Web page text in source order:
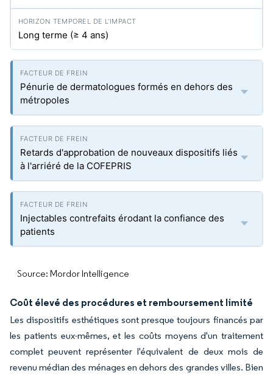
Long terme (≥ 4 ans)
Pénurie de dermatologues formés en dehors des
métropoles
Retards d'approbation de nouveaux dispositifs liés
à l'arriéré de la COFEPRIS
Injectables contrefaits érodant la confiance des
patients
Source: Mordor Intelligence
Coût élevé des procédures et remboursement limité
Les dispositifs esthétiques sont presque toujours financés par
les patients eux-mêmes, et les coûts moyens d'un traitement
complet peuvent représenter l'équivalent de deux mois de
revenu médian des ménages en dehors des grandes villes. Bien